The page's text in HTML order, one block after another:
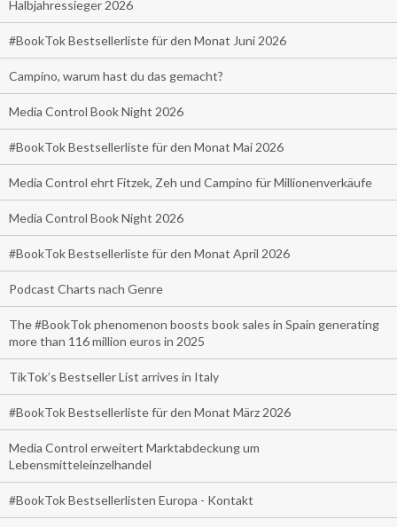
Halbjahressieger 2026
#BookTok Bestsellerliste für den Monat Juni 2026
Campino, warum hast du das gemacht?
Media Control Book Night 2026
#BookTok Bestsellerliste für den Monat Mai 2026
Media Control ehrt Fitzek, Zeh und Campino für Millionenverkäufe
Media Control Book Night 2026
#BookTok Bestsellerliste für den Monat April 2026
Podcast Charts nach Genre
The #BookTok phenomenon boosts book sales in Spain generating
more than 116 million euros in 2025
TikTok’s Bestseller List arrives in Italy
#BookTok Bestsellerliste für den Monat März 2026
Media Control erweitert Marktabdeckung um
Lebensmitteleinzelhandel
#BookTok Bestsellerlisten Europa - Kontakt